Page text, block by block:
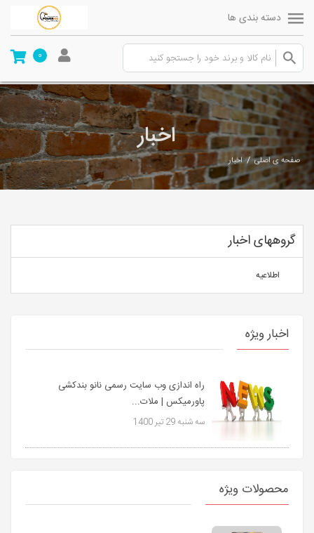
دسته بندی ها
0
اخبار
صفحه ی اصلی/اخبار
گروههای اخبار
اطلاعیه
اخبار ویژه
راه اندازی وب سایت رسمی نانو بندکشی
پاورمیکس | ملات...
سه شنبه 29 تیر 1400
محصولات ویژه